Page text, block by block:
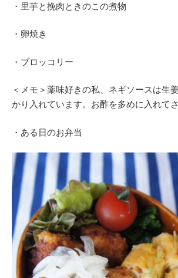
・里芋と挽肉ときのこの煮物
・卵焼き
・ブロッコリー
＜メモ＞薬味好きの私、ネギソースは生
かり入れています。お酢を多めに入れてさ
・ある日のお弁当